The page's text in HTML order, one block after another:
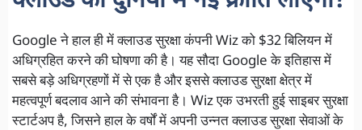
Google ने हाल ही में क्लाउड सुरक्षा कंपनी Wiz को $32 बिलियन में
अधिग्रहित करने की घोषणा की है। यह सौदा Google के इतिहास में
सबसे बड़े अधिग्रहणों में से एक है और इससे क्लाउड सुरक्षा क्षेत्र में
महत्वपूर्ण बदलाव आने की संभावना है। Wiz एक उभरती हुई साइबर सुरक्षा
स्टार्टअप है, जिसने हाल के वर्षों में अपनी उन्नत क्लाउड सुरक्षा सेवाओं के